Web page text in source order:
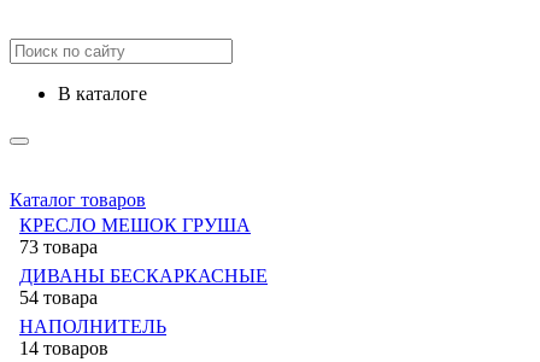
в каталоге
Каталог товаров
КРЕСЛО МЕШОК ГРУША
73 товара
ДИВАНЫ БЕСКАРКАСНЫЕ
54 товара
НАПОЛНИТЕЛЬ
14 товаров